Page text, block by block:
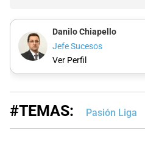
Danilo Chiapello
Jefe Sucesos
Ver Perfil
#TEMAS: Pasión Liga